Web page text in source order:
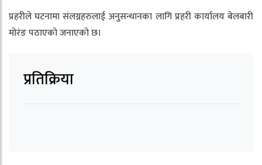
प्रहरीले घटनामा संलग्नहरुलाई अनुसन्धानका लागि प्रहरी कार्यालय बेलबारी
मोरंङ पठाएको जनाएको छ।
प्रतिक्रिया